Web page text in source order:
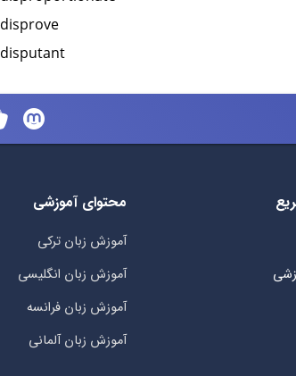
disprove
disputant
محتوای آموزشی
آموزش زبان ترکی
آموزش زبان انگلیسی
آموزش زبان فرانسه
آموزش زبان آلمانی